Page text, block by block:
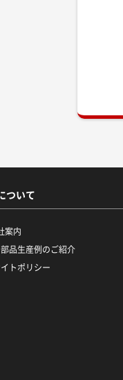
ついて
案内
部品生産例のご紹介
トポリシー